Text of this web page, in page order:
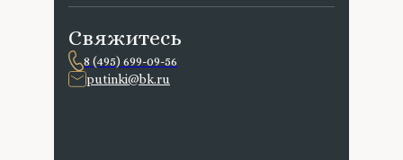
Свяжитесь
8 (495) 699-09-56
putinki@bk.ru